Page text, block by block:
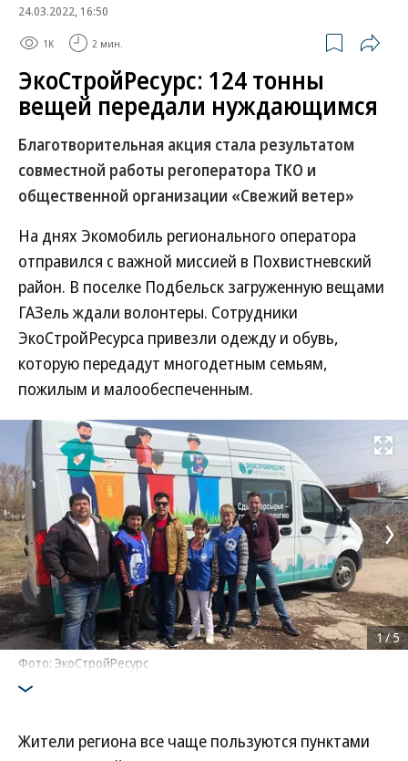
24.03.2022, 16:50
1K 2 мин.
ЭкоСтройРесурс: 124 тонны
вещей передали нуждающимся
Благотворительная акция стала результатом
совместной работы регоператора ТКО и
общественной организации «Свежий ветер»
На днях Экомобиль регионального оператора
отправился с важной миссией в Похвистневский
район. В поселке Подбельск загруженную вещами
ГАЗель ждали волонтеры. Сотрудники
ЭкоСтройРесурса привезли одежду и обувь,
которую передадут многодетным семьям,
пожилым и малообеспеченным.
Развернуть
Фото: ЭкоСтройРесурс
1/5
Жители региона все чаще пользуются пунктами